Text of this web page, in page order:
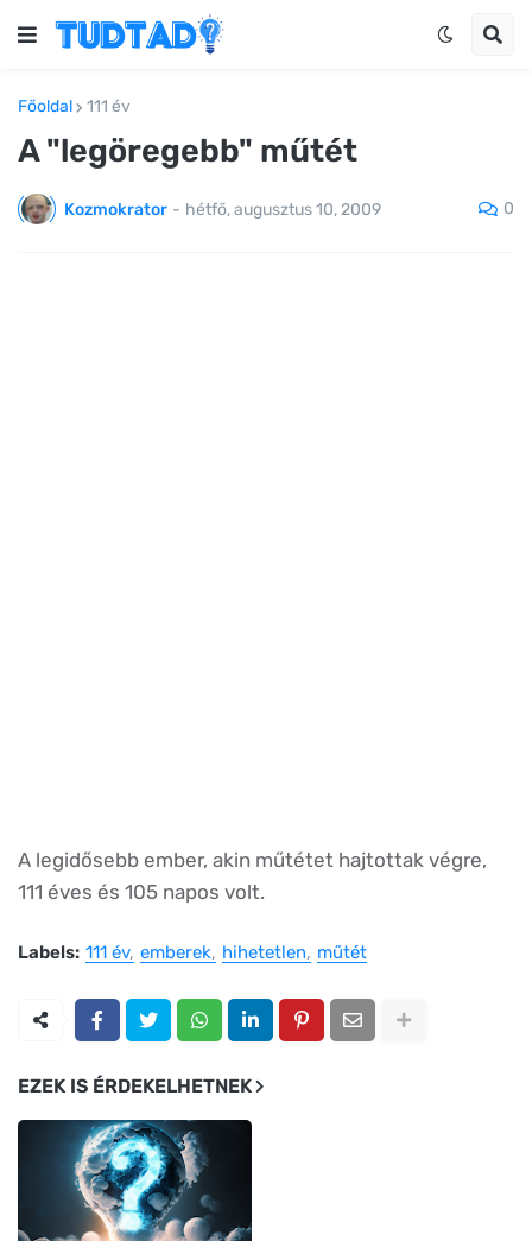
Főoldal 111 év
A "legöregebb" műtét
Kozmokrator - hétfő, augusztus 10, 2009 0
A legidősebb ember, akin műtétet hajtottak végre,
111 éves és 105 napos volt.
Labels: 111 év emberek hihetetlen műtét
EZEK IS ÉRDEKELHETNEK